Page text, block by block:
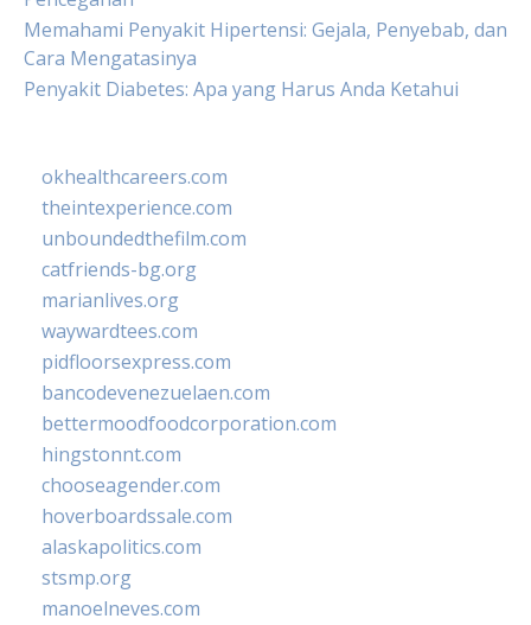
Memahami Penyakit Hipertensi: Gejala, Penyebab, dan
Cara Mengatasinya
Penyakit Diabetes: Apa yang Harus Anda Ketahui
okhealthcareers.com
theintexperience.com
unboundedthefilm.com
catfriends-bg.org
marianlives.org
waywardtees.com
pidfloorsexpress.com
bancodevenezuelaen.com
bettermoodfoodcorporation.com
hingstonnt.com
chooseagender.com
hoverboardssale.com
alaskapolitics.com
stsmp.org
manoelneves.com